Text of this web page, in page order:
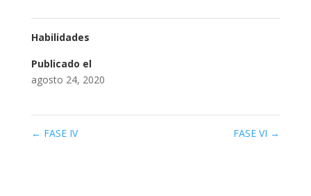
Habilidades
Publicado el
agosto 24, 2020
← FASE IV FASE VI →